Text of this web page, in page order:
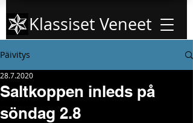
Klassiset Veneet
Päivitys
Saltkoppen inleds på
söndag 2.8
28.7.2020